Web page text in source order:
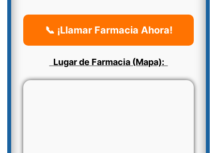
📞 ¡Llamar Farmacia Ahora!
Lugar de Farmacia (Mapa):